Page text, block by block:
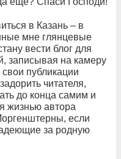
в Казань – в
мне глянцевые
вести блог для
записывая на камеру
публикации
читателя,
до конца самим и
жизнью автора
если
за родную